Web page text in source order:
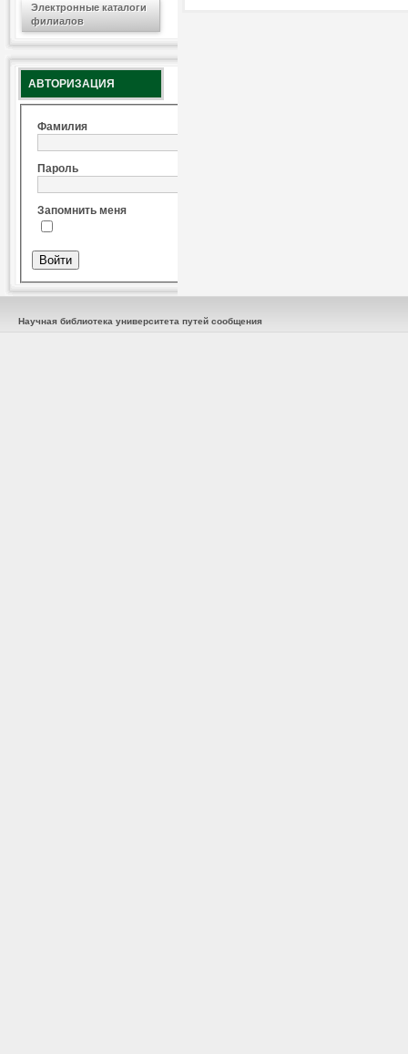
Электронные каталоги
филиалов
АВТОРИЗАЦИЯ
Фамилия
Пароль
Запомнить меня
Научная библиотека университета путей сообщения